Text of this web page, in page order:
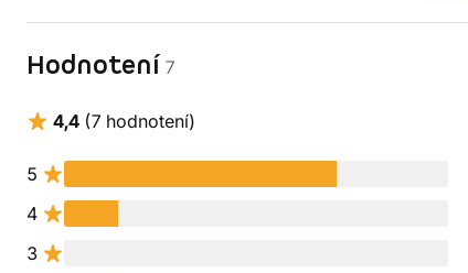
Hodnotení 7
4,4 (7 hodnotení)
5
4
3